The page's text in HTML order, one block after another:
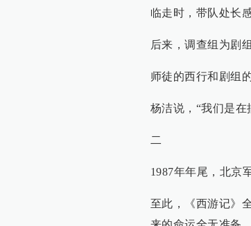
临走时，带队处长
后来，调查组为剧
师徒的西行和剧组
杨洁说，“我们是在
二
1987年年尾，北京
至此，《西游记》